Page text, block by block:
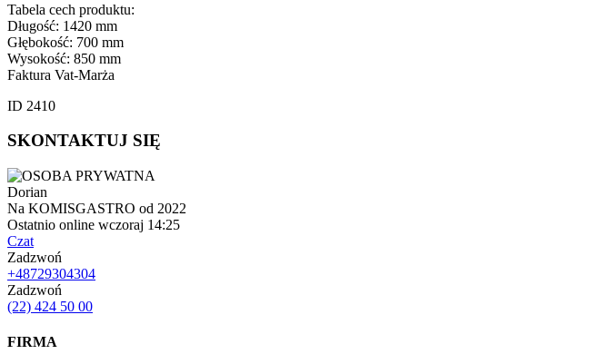
Tabela cech produktu:
Długość: 1420 mm
Głębokość: 700 mm
Wysokość: 850 mm
Faktura Vat-Marża
ID 2410
SKONTAKTUJ SIĘ
Dorian
Na KOMISGASTRO od 2022
Ostatnio online wczoraj 14:25
Czat
Zadzwoń
+48729304304
Zadzwoń
(22) 424 50 00
FIRMA